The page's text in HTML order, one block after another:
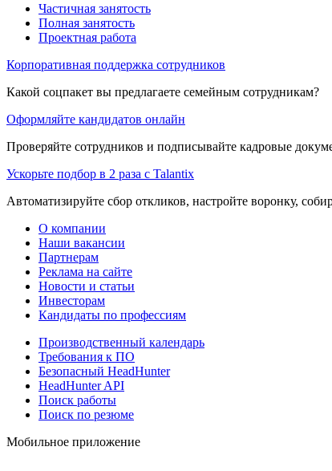
Частичная занятость
Полная занятость
Проектная работа
Корпоративная поддержка сотрудников
Какой соцпакет вы предлагаете семейным сотрудникам?
Оформляйте кандидатов онлайн
Проверяйте сотрудников и подписывайте кадровые
Ускорьте подбор в 2 раза с Talantix
Автоматизируйте сбор откликов, настройте воронку,
О компании
Наши вакансии
Партнерам
Реклама на сайте
Новости и статьи
Инвесторам
Кандидаты по профессиям
Производственный календарь
Требования к ПО
Безопасный HeadHunter
HeadHunter API
Поиск работы
Поиск по резюме
Мобильное приложение